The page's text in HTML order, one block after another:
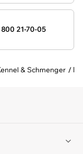
21-70-05
& Schmenger